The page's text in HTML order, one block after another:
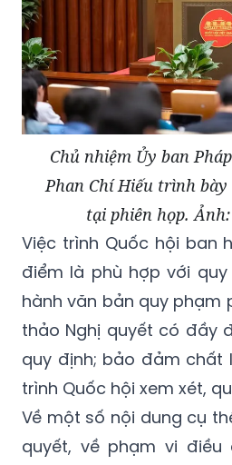
Chủ nhiệm Ủy ban
Phan Chí Hiếu trình
tại phiên họp.
Việc trình Quốc hội ban
điểm là phù hợp với quy
hành văn bản quy phạm
thảo Nghị quyết có đầy
quy định; bảo đảm chất
trình Quốc hội xem xét,
Về một số nội dung cụ
quyết, về phạm vi điều